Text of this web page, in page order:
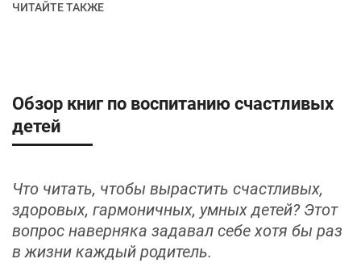
ЧИТАЙТЕ ТАКЖЕ
Обзор книг по воспитанию счастливых
детей
Что читать, чтобы вырастить счастливых,
здоровых, гармоничных, умных детей? Этот
вопрос наверняка задавал себе хотя бы раз
в жизни каждый родитель.